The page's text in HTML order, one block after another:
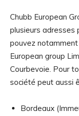
Chubb European
plusieurs adresses
pouvez
European group
Courbevoie. Pour
société peut aussi
Bordeaux